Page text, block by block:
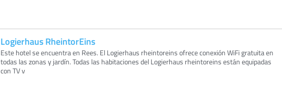
Logierhaus RheintorEins
Este hotel se encuentra en Rees. El Logierhaus rheintoreins ofrece conexión WiFi gratuita en
todas las zonas y jardín. Todas las habitaciones del Logierhaus rheintoreins están equipadas
con TV v